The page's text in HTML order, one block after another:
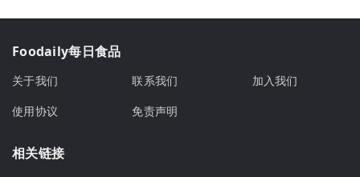
Foodaily每日食品
关于我们 联系我们
加入我们
使用协议
免责声明
相关链接